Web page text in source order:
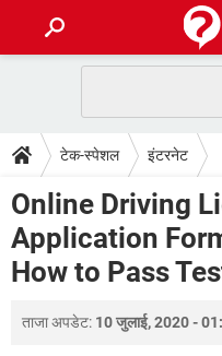
फोन पर अकाउंट बैलेंस चेक
WhatsApp Hack हो गया?
टेक-स्पेशल
2020 के फ्री एंटीवायरस
बेस्ट फ्री ऑनलाइन गेम्स
डाउनलोड
Vidmate
WhatsRemoved+
FORUM
SBI बैंक अकाउंट नंबर पता करें
टेक-स्पेशल इंटरनेट
Online Driving
Application
How to Pass
ताजा अपडेट: 10 जुलाई, 2020 -